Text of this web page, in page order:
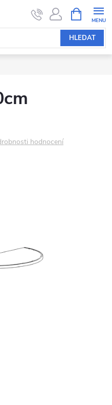
HLEDAT
NÁKUPNÍ
KOŠÍK
hodnocení